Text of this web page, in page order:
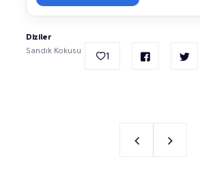
Diziler
Sandık Kokusu
1